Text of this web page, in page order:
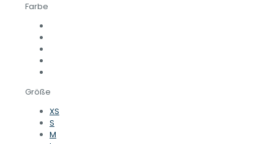
Farbe
Größe
XS
S
M